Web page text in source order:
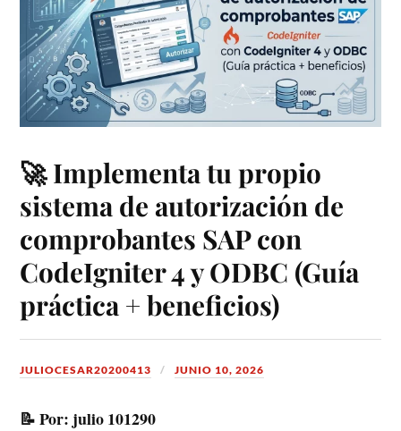
🚀 Implementa tu propio
sistema de autorización de
comprobantes SAP con
CodeIgniter 4 y ODBC (Guía
práctica + beneficios)
JULIOCESAR20200413 JUNIO 10, 2026
📝 Por: julio 101290